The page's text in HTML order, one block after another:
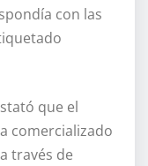
con las
que el
comercializado
través de